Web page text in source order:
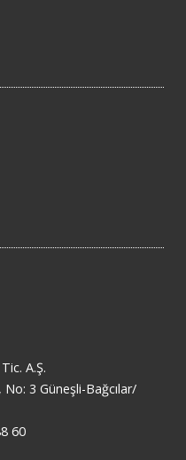
A.Ş.
3 Güneşli-Bağcılar/
60